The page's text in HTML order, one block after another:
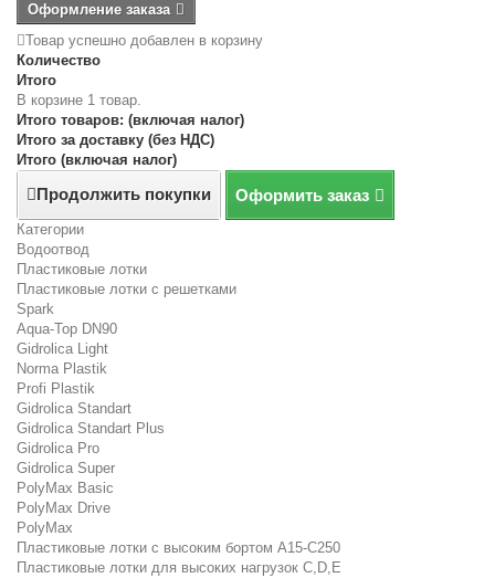
Оформление заказа
Товар успешно добавлен в корзину
Количество
Итого
В корзине 1 товар.
Итого товаров: (включая налог)
Итого за доставку (без НДС)
Итого (включая налог)
Продолжить покупки Оформить заказ
Категории
Водоотвод
Пластиковые лотки
Пластиковые лотки с решетками
Spark
Aqua-Top DN90
Gidrolica Light
Norma Plastik
Profi Plastik
Gidrolica Standart
Gidrolica Standart Plus
Gidrolica Pro
Gidrolica Super
PolyMax Basic
PolyMax Drive
PolyMax
Пластиковые лотки с высоким бортом А15-C250
Пластиковые лотки для высоких нагрузок C,D,E